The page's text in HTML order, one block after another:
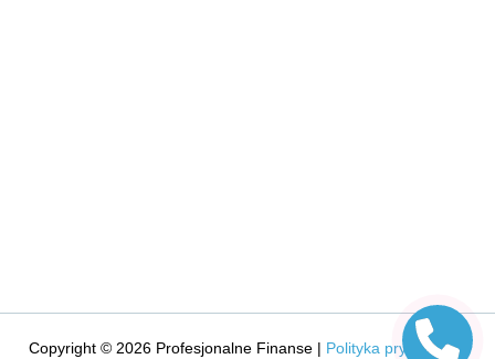
Copyright © 2026 Profesjonalne Finanse | Polityka prywatności